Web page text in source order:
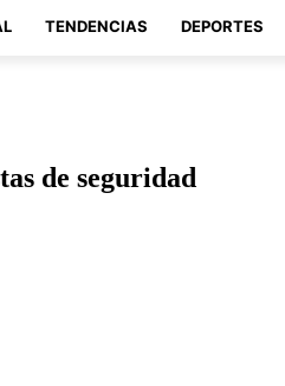
TENDENCIAS DEPORTES
de seguridad